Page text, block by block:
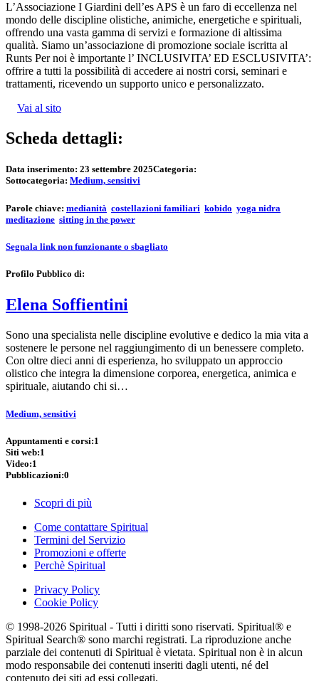
L’Associa​zione I Giardini dell’es APS è un fa​ro di ec​cellenza nel
mon​do delle discipline olistiche, animiche, energetiche e spirituali,
off​rendo una va​sta gam​ma di se​rvizi e forma​zione di altissima
qualità. Siamo un’associ​azione di promo​zione so​ciale iscritta al
Runts Per noi è importante l’ INCLUSIVITA’ ED ESCLUSIVITA’:
offrire a tutti la possibilità di accedere ai nostri corsi, seminari e
trattamenti, ricevendo un supporto unico e personalizzato.
Vai al sito
Scheda dettagli:
Data inserimento: 23 settembre 2025Categoria:
Sottocategoria: Medium, sensitivi
Parole chiave: medianità costellazioni familiari kobido yoga nidra
meditazione sitting in the power
Segnala link non funzionante o sbagliato
Profilo Pubblico di:
Elena Soffientini
Sono una specialista nelle discipline evolutive e dedico la mia vita a
sostenere le persone nel raggiungimento di un benessere completo.
Con oltre dieci anni di esperienza, ho sviluppato un approccio
olistico che integra la dimensione corporea, energetica, animica e
spirituale, aiutando chi si…
Medium, sensitivi
Appuntamenti e corsi:1
Siti web:1
Video:1
Pubblicazioni:0
Scopri di più
Come contattare Spiritual
Termini del Servizio
Promozioni e offerte
Perchè Spiritual
Privacy Policy
Cookie Policy
© 1998-2026 Spiritual - Tutti i diritti sono riservati. Spiritual® e
Spiritual Search® sono marchi registrati. La riproduzione anche
parziale dei contenuti di Spiritual è vietata. Spiritual non è in alcun
modo responsabile dei contenuti inseriti dagli utenti, né del
contenuto dei siti ad essi collegati.